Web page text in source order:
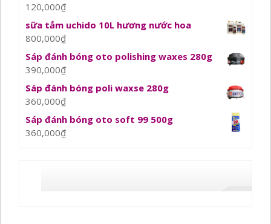
120,000₫
sữa tắm uchido 10L hương nước hoa
800,000₫
Sáp đánh bóng oto polishing waxes 280g
390,000₫
Sáp đánh bóng poli waxse 280g
360,000₫
Sáp đánh bóng oto soft 99 500g
360,000₫